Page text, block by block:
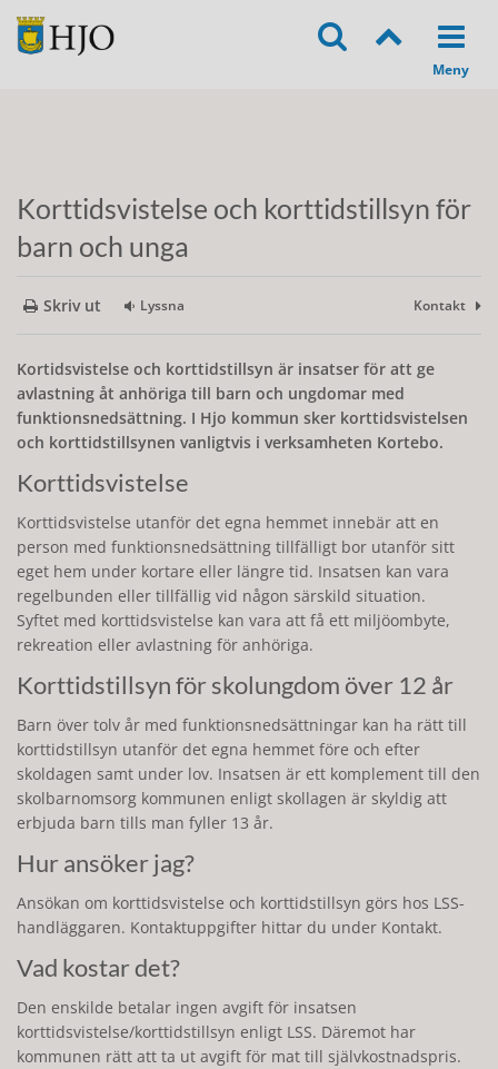
Korttidsvistelse och korttidstillsyn för
barn och unga
Skriv ut Lyssna Kontakt
Kortidsvistelse och korttidstillsyn är insatser för att ge
avlastning åt anhöriga till barn och ungdomar med
funktionsnedsättning. I Hjo kommun sker korttidsvistelsen
och korttidstillsynen vanligtvis i verksamheten Kortebo.
Korttidsvistelse
Korttidsvistelse utanför det egna hemmet innebär att en
person med funktionsnedsättning tillfälligt bor utanför sitt
eget hem under kortare eller längre tid. Insatsen kan vara
regelbunden eller tillfällig vid någon särskild situation.
Syftet med korttidsvistelse kan vara att få ett miljöombyte,
rekreation eller avlastning för anhöriga.
Korttidstillsyn för skolungdom över 12 år
Barn över tolv år med funktionsnedsättningar kan ha rätt till
korttidstillsyn utanför det egna hemmet före och efter
skoldagen samt under lov. Insatsen är ett komplement till den
skolbarnomsorg kommunen enligt skollagen är skyldig att
erbjuda barn tills man fyller 13 år.
Hur ansöker jag?
Ansökan om korttidsvistelse och korttidstillsyn görs hos LSS-
handläggaren. Kontaktuppgifter hittar du under Kontakt.
Vad kostar det?
Den enskilde betalar ingen avgift för insatsen
korttidsvistelse/korttidstillsyn enligt LSS. Däremot har
kommunen rätt att ta ut avgift för mat till självkostnadspris.